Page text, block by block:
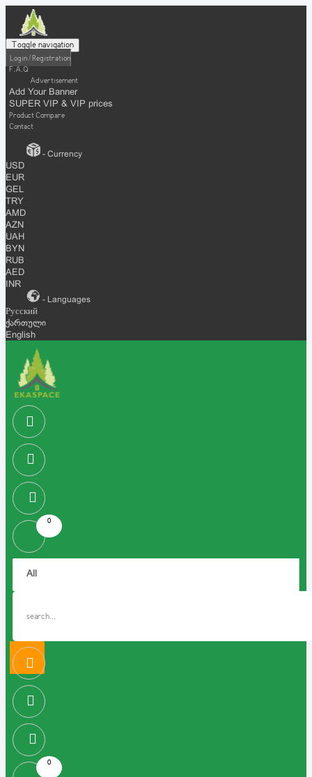
Toggle navigation
Login / Registration
F.A.Q
Advertisement
Add Your Banner
SUPER VIP & VIP prices
Product Compare
Contact
- Currency
USD
EUR
GEL
TRY
AMD
AZN
UAH
BYN
RUB
AED
INR
- Languages
Русский
ქართული
English
0
0